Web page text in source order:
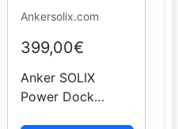
Ankersolix.com
399,00€
Anker SOLIX
Power Dock